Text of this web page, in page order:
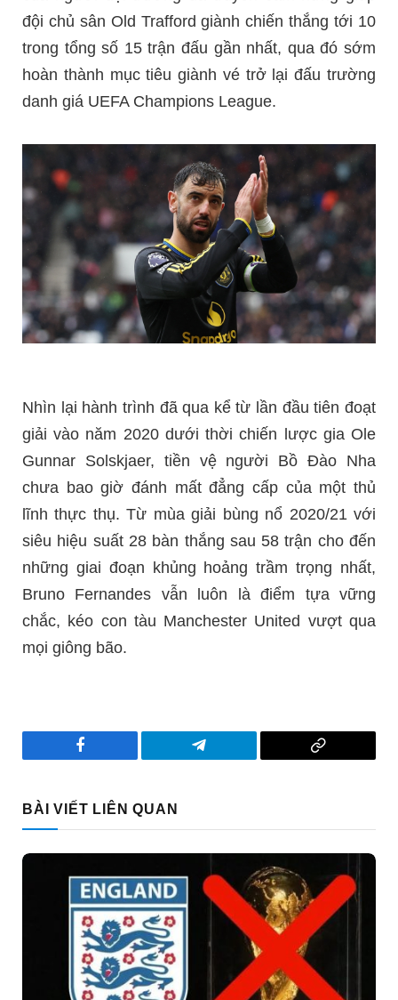
đội chủ sân Old Trafford giành chiến thắng tới 10
trong tổng số 15 trận đấu gần nhất, qua đó sớm
hoàn thành mục tiêu giành vé trở lại đấu trường
danh giá UEFA Champions League.
Nhìn lại hành trình đã qua kể từ lần đầu tiên đoạt
giải vào năm 2020 dưới thời chiến lược gia Ole
Gunnar Solskjaer, tiền vệ người Bồ Đào Nha
chưa bao giờ đánh mất đẳng cấp của một thủ
lĩnh thực thụ. Từ mùa giải bùng nổ 2020/21 với
siêu hiệu suất 28 bàn thắng sau 58 trận cho đến
những giai đoạn khủng hoảng trầm trọng nhất,
Bruno Fernandes vẫn luôn là điểm tựa vững
chắc, kéo con tàu Manchester United vượt qua
mọi giông bão.
Facebook Telegram
Copy
BÀI VIẾT LIÊN QUAN